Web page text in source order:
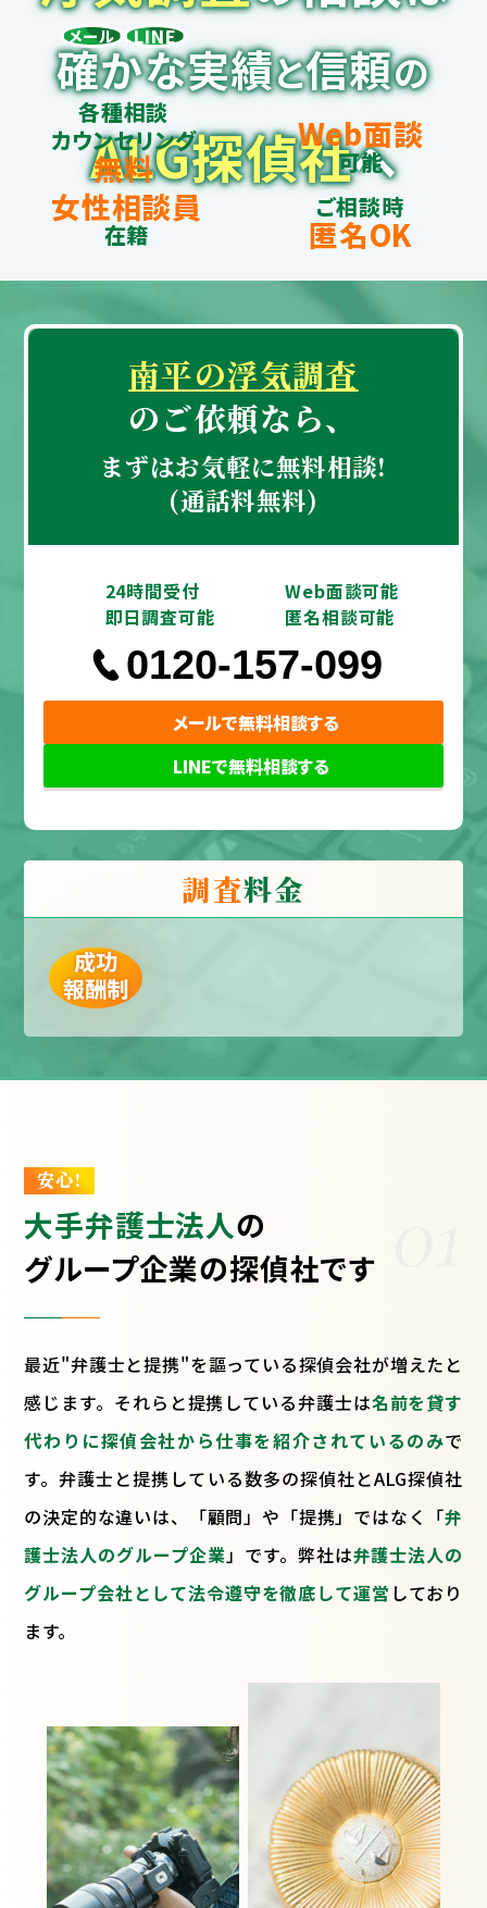
確かな実績と信頼の
ALG探偵社へ
メール LINE
各種相談
カウンセリング
無料
Web面談
可能
女性相談員
在籍
ご相談時
匿名OK
南平の浮気調査
のご依頼なら、
まずはお気軽に無料相談!
(通話料無料)
24時間受付
Web面談可能
即日調査可能
匿名相談可能
0120-157-099
メールで無料相談する
LINEで無料相談する
調査料金
成功
報酬制
安心!
大手弁護士法人の
グループ企業の探偵社です
最近"弁護士と提携"を謳っている探偵会社が増えたと
感じます。それらと提携している弁護士は名前を貸す
代わりに探偵会社から仕事を紹介されているのみで
す。弁護士と提携している数多の探偵社とALG探偵社
の決定的な違いは、「顧問」や「提携」ではなく「弁
護士法人のグループ企業 」です。弊社は弁護士法人の
グループ会社として法令遵守を徹底して運営 しており
ます。